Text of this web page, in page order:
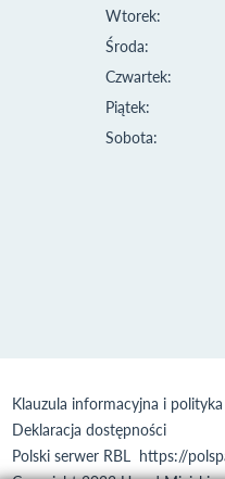
Wtorek:
Środa:
Czwartek:
Piątek:
Sobota:
Klauzula informacyjna i
Deklaracja dostępności
Polski serwer RBL https://